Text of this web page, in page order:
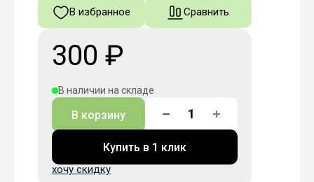
В избранное Сравнить
300 ₽
В наличии на складе
В корзину
Купить в 1 клик
хочу скидку